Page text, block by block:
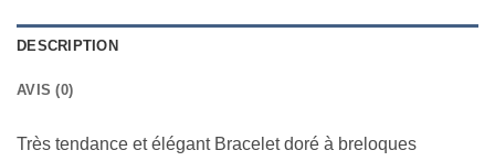
DESCRIPTION
AVIS (0)
Très tendance et élégant Bracelet doré à breloques